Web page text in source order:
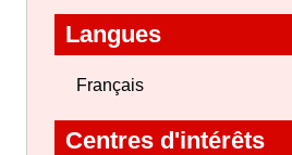
Langues
Français
Centres d'intérêts